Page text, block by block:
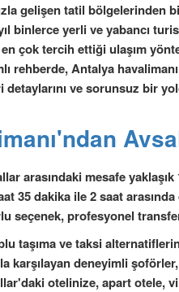
gelişen tatil bölgelerinden
binlerce yerli ve yabancı
çok tercih ettiği ulaşım
rehberde, Antalya
ve sorunsuz bir
arasındaki mesafe
35 dakika ile 2 saat
seçenek, profesyonel
taşıma ve taksi
karşılayan deneyimli
otelinize, apart otele,